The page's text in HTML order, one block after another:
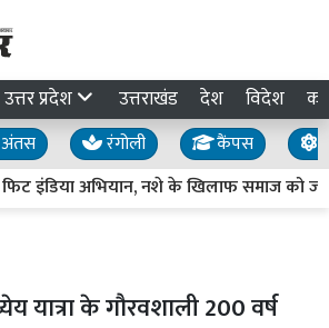
उत्तर प्रदेश उत्तराखंड देश विदेश
अंतस रंगोली कैंपस
इंडिया अभियान, नशे के खिलाफ समाज को
यात्रा के गौरवशाली 200 वर्ष